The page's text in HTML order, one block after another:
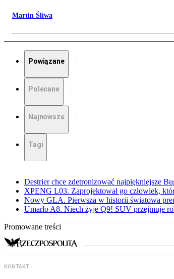
Martin Śliwa
Powiązane
Polecane
Najnowsze
Tagi
Destrier chce zdetronizować najpiękniejsze
XPENG L03. Zaprojektował go człowiek,
Nowy GLA. Pierwsza w historii światowa
Umarło A8. Niech żyje Q9! SUV przejmuje
Promowane treści
KONTAKT